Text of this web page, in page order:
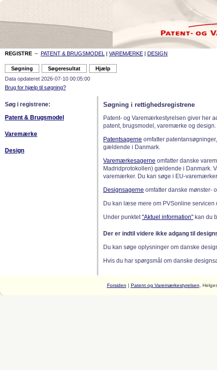
REGISTRE – PATENT & BRUGSMODEL | VAREMÆRKE | DESIGN
Data opdateret 2026-07-10 00:05:00
Brug for hjælp til søgning?
Søg i registrene:
Patent & Brugsmodel
Varemærke
Design
Søgning i rettighedsregistrene
Patent- og Varemærkestyrelsen giver her
patent, brugsmodel, varemærke og design.
Patentsagerne omfatter
gældende i Danmark.
Varemærkesagerne omfatter danske
Madridprotokollen) gældende i Danmark.
varemærker. Du kan søge i EU-
Designsagerne omfatter danske mønster-
Du kan læse mere om PVSonline
Under punktet"Aktuel information" kan du
Der er indtil videre ikke adgang til
Du kan søge oplysninger om danske
Hvis du har spørgsmål om danske
Forsiden | Patent og Varemærkestyrelsen ,